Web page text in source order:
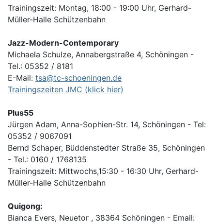
Trainingszeit: Montag, 18:00 - 19:00 Uhr, Gerhard-
Müller-Halle Schützenbahn
Jazz-Modern-Contemporary
Michaela Schulze, Annabergstraße 4, Schöningen -
Tel.: 05352 / 8181
E-Mail: tsa@tc-schoeningen.de
Trainingszeiten JMC (klick hier)
Plus55
Jürgen Adam, Anna-Sophien-Str. 14, Schöningen - Tel:
05352 / 9067091
Bernd Schaper, Büddenstedter Straße 35, Schöningen
- Tel.: 0160 / 1768135
Trainingszeit: Mittwochs,15:30 - 16:30 Uhr, Gerhard-
Müller-Halle Schützenbahn
Quigong:
Bianca Evers, Neuetor , 38364 Schöningen - Email: